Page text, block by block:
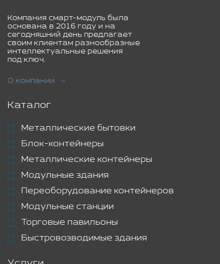
Компания смарт-модуль была
основана в 2016 году и на
сегодняшний день предлагает
своим клиентам разнообразные
интеллектуальные решения
под ключ.
О компании
Каталог
Металлические бытовки
Блок-контейнеры
Металлические контейнеры
Модульные здания
Переоборудование контейнеров
Модульные станции
Торговые павильоны
Быстровозводимые здания